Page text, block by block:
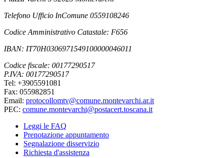
Telefono Ufficio InComune 0559108246
Codice Amministrativo Catastale: F656
IBAN: IT70H0306971549100000046011
Codice fiscale: 00177290517
P.IVA: 00177290517
Tel: +3905591081
Fax: 055982851
Email: protocollomtv@comune.montevarchi.ar.it
PEC: comune.montevarchi@postacert.toscana.it
Leggi le FAQ
Prenotazione appuntamento
Segnalazione disservizio
Richiesta d'assistenza